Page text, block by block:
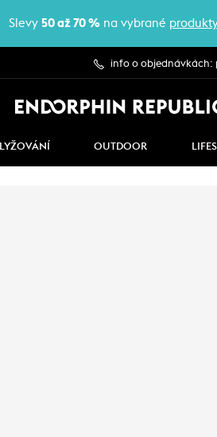
Slevy 50 až 70 % na vybrané
info o objednávkách:
LYŽOVÁNÍ OUTDOOR